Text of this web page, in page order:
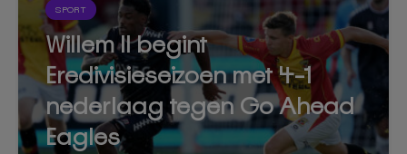
SPORT
Willem II begint
Eredivisieseizoen met 4-1
nederlaag tegen Go Ahead
Eagles